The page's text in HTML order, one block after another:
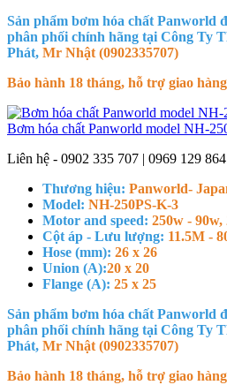
Sản phẩm bơm hóa chất Panworld
phân phối chính hãng tại Công Ty
Phát, Mr Nhật (0902335707)
Bảo hành 18 tháng, hỗ trợ giao
Bơm hóa chất Panworld model NH-
Liên hệ - 0902 335 707 | 0969 129 864
Thương hiệu: Panworld-
Model: NH-250PS-K-3
Motor and speed: 250w - 90w,
Cột áp - Lưu lượng: 11.5M -
Hose (mm): 26 x 26
Union (A):20 x 20
Flange (A): 25 x 25
Sản phẩm bơm hóa chất Panworld
phân phối chính hãng tại Công Ty
Phát, Mr Nhật (0902335707)
Bảo hành 18 tháng, hỗ trợ giao